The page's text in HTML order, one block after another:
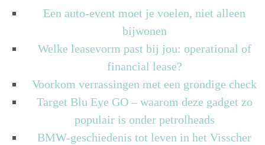
Een auto-event moet je voelen, niet alleen
bijwonen
Welke leasevorm past bij jou: operational of
financial lease?
Voorkom verrassingen met een grondige check
Target Blu Eye GO – waarom deze gadget zo
populair is onder petrolheads
BMW-geschiedenis tot leven in het Visscher